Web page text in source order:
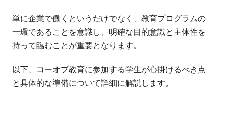
単に企業で働くというだけでなく、教育プログラムの
一環であることを意識し、明確な目的意識と主体性を
持って臨むことが重要となります。
以下、コーオプ教育に参加する学生が心掛けるべき点
と具体的な準備について詳細に解説します。